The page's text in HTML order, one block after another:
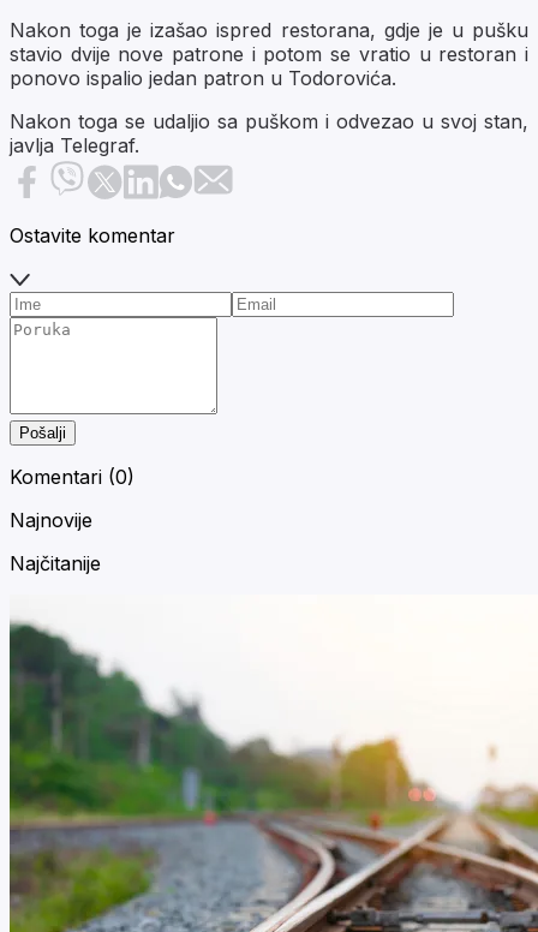
Nakon toga je izašao ispred restorana, gdje je u pušku
stavio dvije nove patrone i potom se vratio u restoran i
ponovo ispalio jedan patron u Todorovića.
Nakon toga se udaljio sa puškom i odvezao u svoj stan,
javlja Telegraf.
Ostavite komentar
Pošalji
Komentari (0)
Najnovije
Najčitanije